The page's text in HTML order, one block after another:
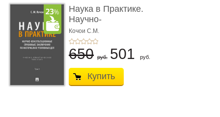
Наука в Практике.
Научно-
консультационные (пра
...
Кочои С.М.
650 руб. 501 руб.
Купить